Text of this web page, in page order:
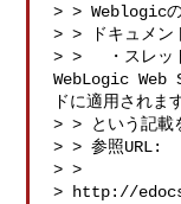
> > Weblogicの
> > ドキュメン
> > 　・スレッ
WebLogic Web
ドに適用されま
> > という記載
> > 参照URL:
> >
> http://